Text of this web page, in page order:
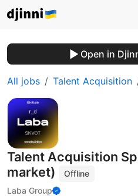
Open in
All jobs Talent Acquisition
Talent Acquisition
market)
Offline
Laba Group